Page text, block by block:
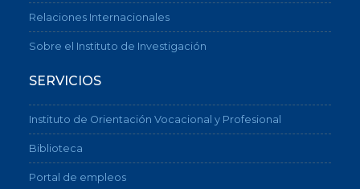
Relaciones Internacionales
Sobre el Instituto de Investigación
SERVICIOS
Instituto de Orientación Vocacional y Profesional
Biblioteca
Portal de empleos